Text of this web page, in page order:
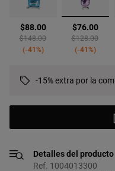
$88.00
Price reduced from
$148.00to
-41%
$76.00
Price
$128.00to
-41%
-15% extra por la
Detalles del producto
Ref. 1004013300